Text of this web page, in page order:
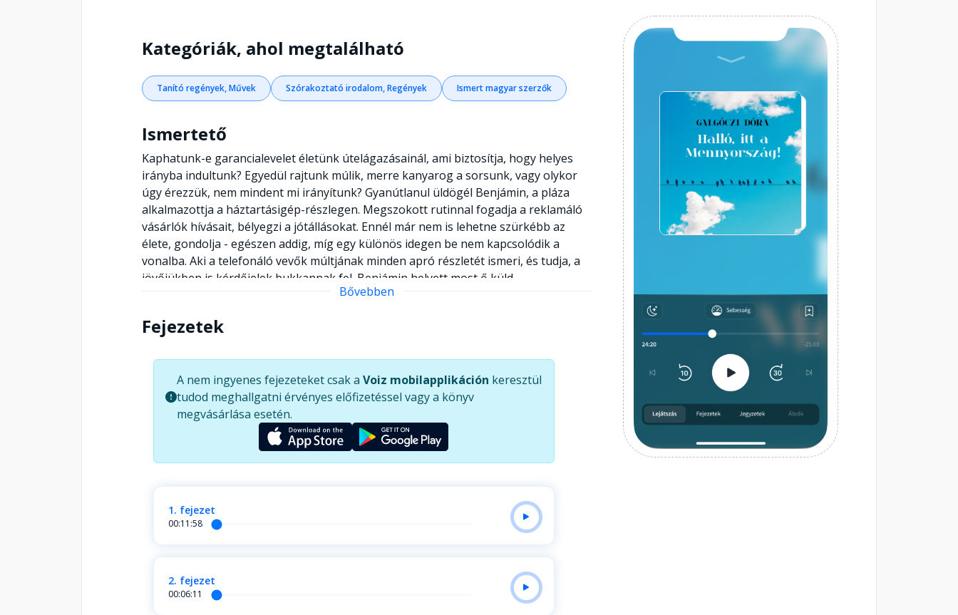
Kategóriák, ahol megtalálható
Tanító regények, Művek Szórakoztató irodalom, Regények Ismert magyar szerzők
Ismertető
Kaphatunk-e garancialevelet életünk útelágazásainál, ami biztosítja, hogy helyes
irányba indultunk? Egyedül rajtunk múlik, merre kanyarog a sorsunk, vagy olykor
úgy érezzük, nem mindent mi irányítunk? Gyanútlanul üldögél Benjámin, a pláza
alkalmazottja a háztartásigép-részlegen. Megszokott rutinnal fogadja a reklamáló
vásárlók hívásait, bélyegzi a jótállásokat. Ennél már nem is lehetne szürkébb az
élete, gondolja - egészen addig, míg egy különös idegen be nem kapcsolódik a
vonalba. Aki a telefonáló vevők múltjának minden apró részletét ismeri, és tudja, a
jövőjükben is kérdőjelek bukkannak fel. Benjámin helyett most ő küld
garanciapecséteket, néhány rejtélyes szó kíséretében. Hogyan változik ezután az
öregedéssel az idősotthon lakói? Mi hoz fordulatot a hentespult mögött álló
arra is ráébred, hogy korábbi szerelmét nem tudta lélekben elengedni? Eligazodik-e
az autista élő Robi az egészségesek világában? Benjámin sem marad válaszok
nélkül. Megtalálja a lányt, aki mellett igazán önmaga lehet, félénk srác helyett
nyíltszívű társ. Boldog is lehetne - ám közbeszól az elmúlás árnya. Ő vajon kap-e
erőt a furcsa idegentől a telefonban, aki lehet Isten, vagy gondolhatja másnak?
Szeretné tagadni, szeretné hinni, de a bizonyosság talán nem is odafönn van,
hanem egészen közel.
Bővebben
Fejezetek
A nem ingyenes fejezeteket csak a Voiz mobilapplikáción keresztül
tudod meghallgatni érvényes előfizetéssel vagy a könyv
megvásárlása esetén.
1. fejezet
00:11:58
2. fejezet
00:06:11